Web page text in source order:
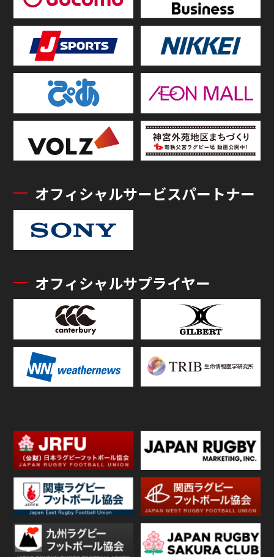
オフィシャルサービスパートナー
オフィシャルサプライヤー